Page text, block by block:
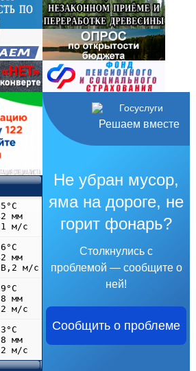
Решаем вместе
Не убран мусор,
яма на дороге, не
горит фонарь?
Столкнулись с
проблемой — сообщите о
ней!
Сообщить о проблеме